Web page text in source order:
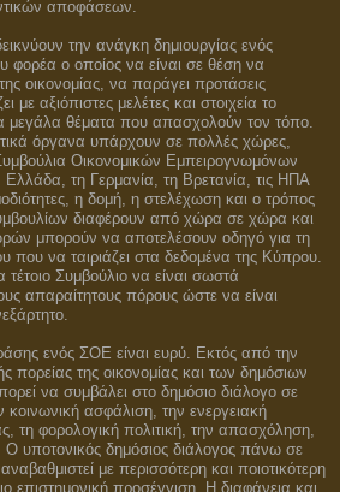
αποφάσεων.
την ανάγκη δημιουργίας ενός
φορέα ο οποίος να είναι σε θέση να
οικονομίας, να παράγει προτάσεις
με αξιόπιστες μελέτες και στοιχεία το
μεγάλα θέματα που απασχολούν τον τόπο.
όργανα υπάρχουν σε πολλές χώρες,
Οικονομικών Εμπειρογνωμόνων
τη Γερμανία, τη Βρετανία, τις ΗΠΑ
η δομή, η στελέχωση και ο τρόπος
διαφέρουν από χώρα σε χώρα και
μπορούν να αποτελέσουν οδηγό για τη
που να ταιριάζει στα δεδομένα της Κύπρου.
Συμβούλιο να είναι σωστά
απαραίτητους πόρους ώστε να είναι
ενός ΣΟΕ είναι ευρύ. Εκτός από την
πορείας της οικονομίας και των δημόσιων
να συμβάλει στο δημόσιο διάλογο σε
ασφάλιση, την ενεργειακή
τη φορολογική πολιτική, την απασχόληση,
Ο υποτονικός δημόσιος διάλογος πάνω σε
με περισσότερη και ποιοτικότερη
επιστημονική προσέγγιση. Η διαφάνεια και